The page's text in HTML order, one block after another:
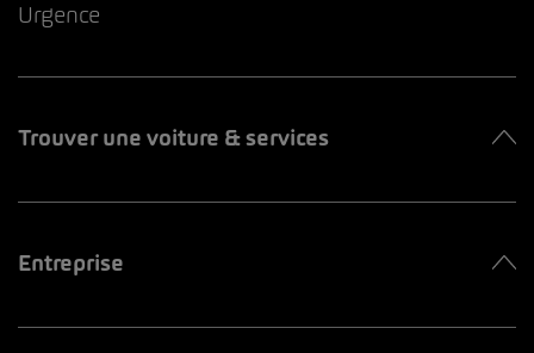
Urgence
Trouver une voiture & services
Entreprise